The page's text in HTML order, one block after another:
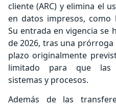
cliente (ARC) y elimina el
en datos impresos, como
Su entrada en vigencia se
de 2026, tras una
plazo originalmente
limitado para que las
sistemas y procesos.
Además de las